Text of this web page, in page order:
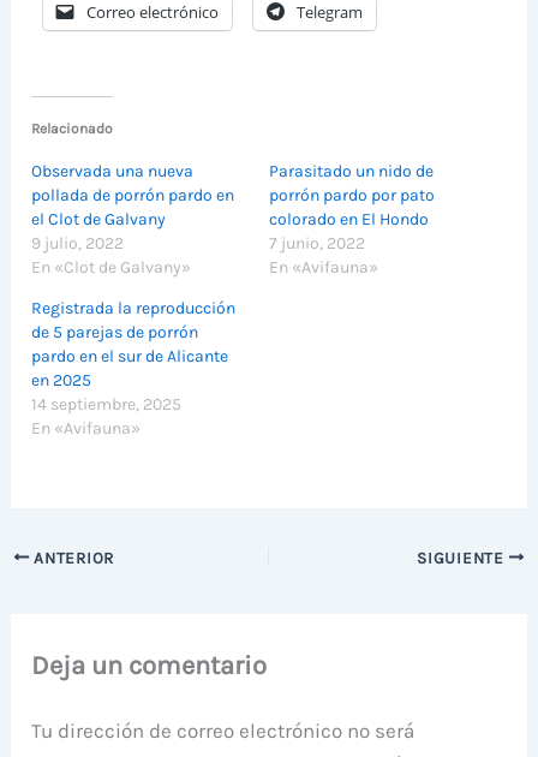
Correo electrónico Telegram
Relacionado
Observada una nueva
pollada de porrón pardo en
el Clot de Galvany
9 julio, 2022
En «Clot de Galvany»
Parasitado un nido de
porrón pardo por pato
colorado en El Hondo
7 junio, 2022
En «Avifauna»
Registrada la reproducción
de 5 parejas de porrón
pardo en el sur de Alicante
en 2025
14 septiembre, 2025
En «Avifauna»
ANTERIOR SIGUIENTE
Deja un comentario
Tu dirección de correo electrónico no será